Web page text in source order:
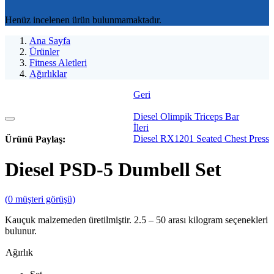
Henüz incelenen ürün bulunmamaktadır.
Ana Sayfa
Ürünler
Fitness Aletleri
Ağırlıklar
Geri
Diesel Olimpik Triceps Bar
İleri
Diesel RX1201 Seated Chest Press
Ürünü Paylaş:
Diesel PSD-5 Dumbell Set
(0 müşteri görüşü)
Kauçuk malzemeden üretilmiştir. 2.5 – 50 arası kilogram seçenekleri
bulunur.
Ağırlık